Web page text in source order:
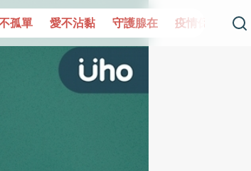
守護腺在 疫情保衛戰 再生醫學 愛的